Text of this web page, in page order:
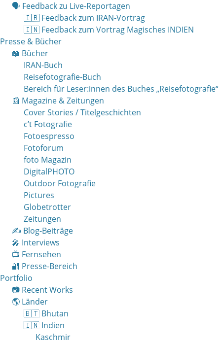
🗣 Feedback zu Live-Reportagen
🇮🇷 Feedback zum IRAN-Vortrag
🇮🇳 Feedback zum Vortrag Magisches INDIEN
Presse & Bücher
📖 Bücher
IRAN-Buch
Reisefotografie-Buch
Bereich für Leser:innen des Buches „Reisefotografie“
📰 Magazine & Zeitungen
Cover Stories / Titelgeschichten
c’t Fotografie
Fotoespresso
Fotoforum
foto Magazin
DigitalPHOTO
Outdoor Fotografie
Pictures
Globetrotter
Zeitungen
✍️ Blog-Beiträge
🎤 Interviews
📺 Fernsehen
🔐 Presse-Bereich
Portfolio
📷 Recent Works
🌎 Länder
🇧🇹 Bhutan
🇮🇳 Indien
Kaschmir